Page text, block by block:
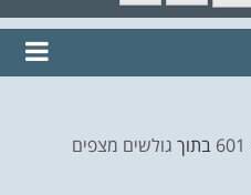
תפוצה!
נשמח
בתוך גולשים מצפים